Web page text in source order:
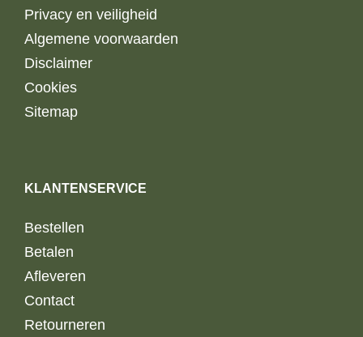
Privacy en veiligheid
Algemene voorwaarden
Disclaimer
Cookies
Sitemap
KLANTENSERVICE
Bestellen
Betalen
Afleveren
Contact
Retourneren